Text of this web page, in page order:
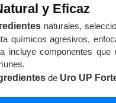
y Eficaz
naturales,
químicos agresivos,
incluye componentes que
de Uro UP